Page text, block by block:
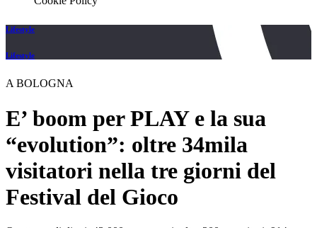
Lifestyle
Lifestyle
A BOLOGNA
E’ boom per PLAY e la sua
“evolution”: oltre 34mila
visitatori nella tre giorni del
Festival del Gioco